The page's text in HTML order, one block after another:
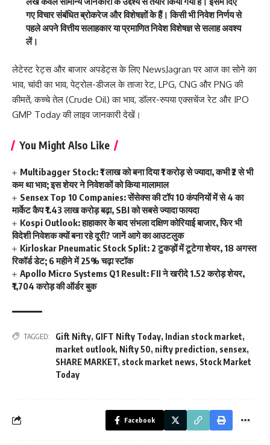
गए विचार संबंधित ब्रोकरेज और विशेषज्ञों के हैं। किसी भी निवेश निर्णय से
पहले अपने वित्तीय सलाहकार या प्रमाणित निवेश विशेषज्ञ से सलाह अवश्य
लें।
लेटेस्ट रेट्स और बाजार अपडेट्स के लिए NewsJagran पर आज कासोने का
भाव,चांदी का भाव,पेट्रोल-डीजल के ताजा रेट, LPG, CNG और PNG की
कीमतें,कच्चे तेल (Crude Oil) का भाव,डॉलर-रुपया एक्सचेंज रेट और IPO
GMP Todayकी लाइव जानकारी देखें।
You Might Also Like
Multibagger Stock: ₹1 लाख को बना दिया ₹1 करोड़ से ज्यादा, कभी ₹2 से भी
कम था भाव; इस शेयर ने निवेशकों को किया मालामाल
Sensex Top 10 Companies: सेंसेक्स की टॉप 10 कंपनियों में से 4 का
मार्केट कैप ₹1.43 लाख करोड़ बढ़ा, SBI को सबसे ज्यादा फायदा
Kospi Outlook: हाहाकार के बाद संभला दक्षिण कोरियाई बाजार, फिर भी
विदेशी निवेशक क्यों बना रहे दूरी? जानें आगे का आउटलुक
Kirloskar Pneumatic Stock Split: 2 टुकड़ों में टूटेगा शेयर, 18 अगस्त
रिकॉर्ड डेट; 6 महीने में 25% चढ़ा स्टॉक
Apollo Micro Systems Q1 Result: FII ने खरीदे 1.52 करोड़ शेयर,
₹1,704 करोड़ की ऑर्डर बुक
TAGGED: Gift Nifty, GIFT Nifty Today, Indian stock market,
market outlook, Nifty 50, nifty prediction, sensex,
SHARE MARKET, stock market news, Stock Market
Today
Facebook